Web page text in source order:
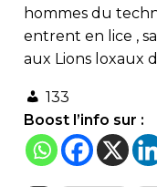
hommes du
entrent en lice ,
aux Lions loxaux
133
Boost l’info sur :